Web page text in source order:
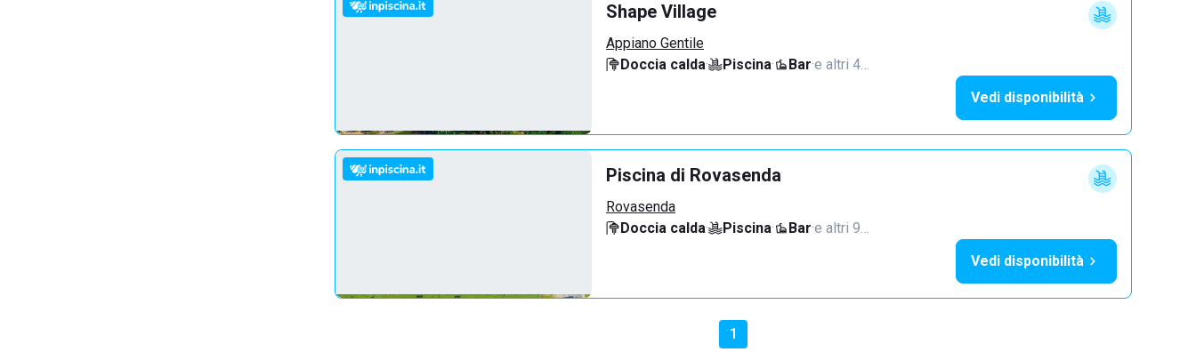
Shape Village
Appiano Gentile
Doccia calda· Piscina· Bar·e altri 4…
Vedi disponibilità
Piscina di Rovasenda
Rovasenda
Doccia calda· Piscina· Bar·e altri 9…
Vedi disponibilità
1